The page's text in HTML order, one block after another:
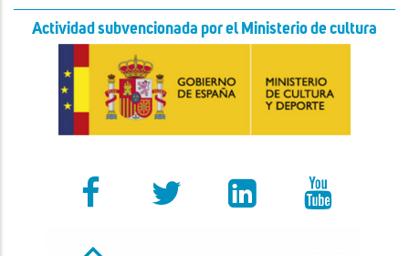
Actividad subvencionada por el Ministerio de cultura